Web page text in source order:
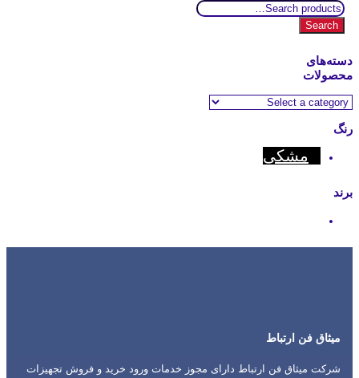
Search
for:
Search
دسته‌های
محصولات
رنگ
مشکی
برند
میثاق فن ارتباط
شرکت میثاق فن ارتباط دارای مجوز خدمات ورود خرید و فروش تجهیزات